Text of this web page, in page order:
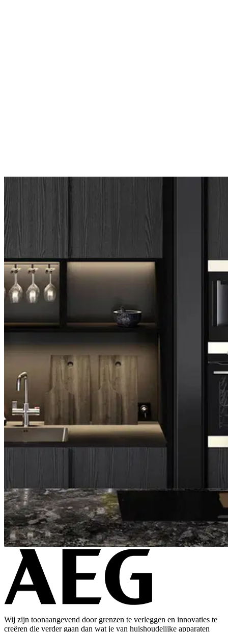
Wij zijn toonaangevend door grenzen te verleggen en innovaties te
creëren die verder gaan dan wat je van huishoudelijke apparaten